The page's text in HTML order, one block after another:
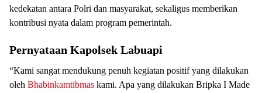
kedekatan antara Polri dan masyarakat, sekaligus memberikan
kontribusi nyata dalam program pemerintah.
Pernyataan Kapolsek Labuapi
“Kami sangat mendukung penuh kegiatan positif yang dilakukan
oleh Bhabinkamtibmas kami. Apa yang dilakukan Bripka I Made